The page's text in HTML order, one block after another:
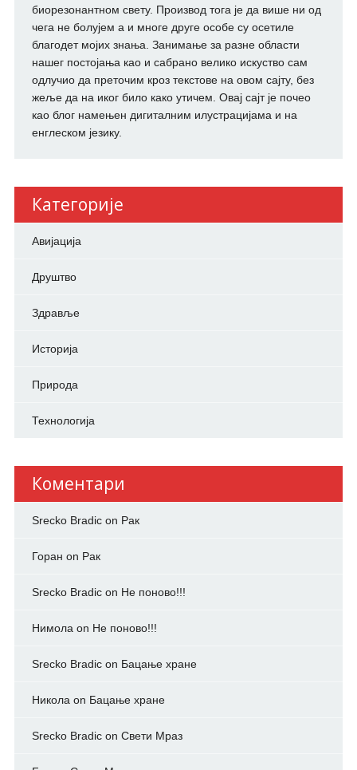
биорезонантном свету. Производ тога је да више ни од
чега не болујем а и многе друге особе су осетиле
благодет мојих знања. Занимање за разне области
нашег постојања као и сабрано велико искуство сам
одлучио да преточим кроз текстове на овом сајту, без
жеље да на иког било како утичем. Овај сајт је почео
као блог намењен дигиталним илустрацијама и на
енглеском језику.
Категорије
Авијација
Друштво
Здравље
Историја
Природа
Технологија
Коментари
Srecko Bradicon Рак
Горан on Рак
Srecko Bradicon Не поново!!!
Нимолаon Не поново!!!
Srecko Bradicon Бацање хране
Николаon Бацање хране
Srecko Bradicon Свети Мраз